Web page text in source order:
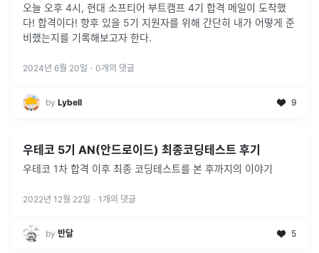
오늘 오후 4시, 현대 소프티어 부트캠프 4기 합격 메일이 도착했
다! 합격이다! 향후 있을 5기 지원자를 위해 간단히 내가 어떻게 준
비했는지를 기록해보고자 한다.
2024년 6월 20일 · 0개의 댓글
by Lybell 9
우테코 5기 AN(안드로이드) 최종코딩테스트 후기
우테코 1차 합격 이후 최종 코딩테스트를 본 후까지의 이야기
2022년 12월 22일 · 1 개의 댓글
by 반달 5